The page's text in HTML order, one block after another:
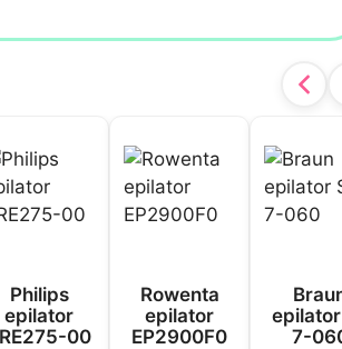
Philips
epilator
00
Rowenta
epilator
EP2900F0
epilator
7-